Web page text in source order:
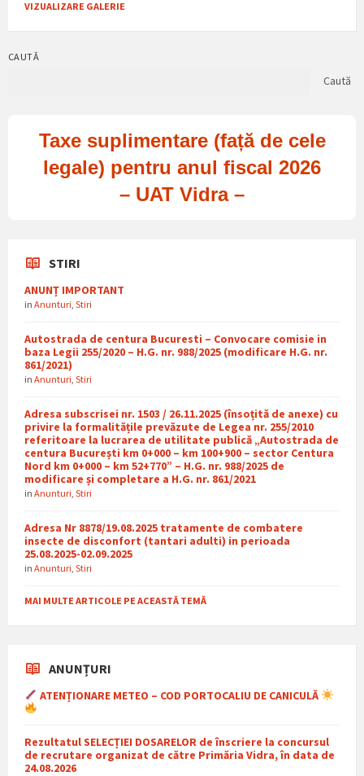
VIZUALIZARE GALERIE
CAUTĂ
Caută
Taxe suplimentare (față de cele
legale) pentru anul fiscal 2026
– UAT Vidra –
STIRI
ANUNȚ IMPORTANT
in Anunturi Stiri
Autostrada de centura Bucuresti – Convocare comisie in
baza Legii 255/2020 – H.G. nr. 988/2025 (modificare H.G. nr.
861/2021)
in Anunturi Stiri
Adresa subscrisei nr. 1503 / 26.11.2025 (însoțită de anexe) cu
privire la formalitățile prevăzute de Legea nr. 255/2010
referitoare la lucrarea de utilitate publică „Autostrada de
centura București km 0+000 – km 100+900 – sector Centura
Nord km 0+000 – km 52+770” – H.G. nr. 988/2025 de
modificare și completare a H.G. nr. 861/2021
in Anunturi Stiri
Adresa Nr 8878/19.08.2025 tratamente de combatere
insecte de disconfort (tantari adulti) in perioada
25.08.2025-02.09.2025
in Anunturi Stiri
MAI MULTE ARTICOLE PE ACEASTĂ TEMĂ
ANUNȚURI
ATENȚIONARE METEO – COD PORTOCALIU DE CANICULĂ
Rezultatul SELECȚIEI DOSARELOR de înscriere la concursul
de recrutare organizat de către Primăria Vidra, în data de
24.08.2026